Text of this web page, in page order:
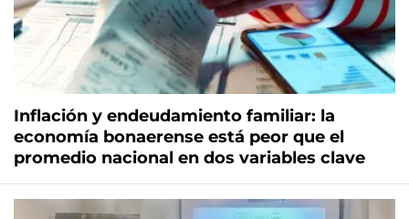
Inflación y endeudamiento familiar: la
economía bonaerense está peor que el
promedio nacional en dos variables clave